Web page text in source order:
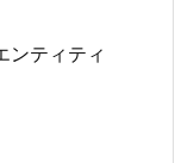
ンティティ